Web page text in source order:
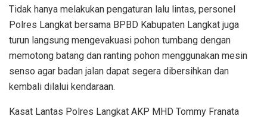
Tidak hanya melakukan pengaturan lalu lintas, personel
Polres Langkat bersama BPBD Kabupaten Langkat juga
turun langsung mengevakuasi pohon tumbang dengan
memotong batang dan ranting pohon menggunakan mesin
senso agar badan jalan dapat segera dibersihkan dan
kembali dilalui kendaraan.
Kasat Lantas Polres Langkat AKP MHD Tommy Franata